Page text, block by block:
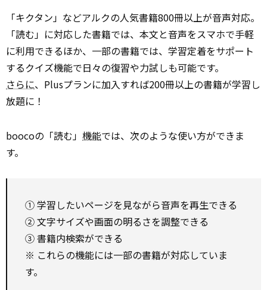
「キクタン」などアルクの人気書籍800冊以上が音声対応。
「読む」に対応した書籍では、本文と音声をスマホで手軽
に利用できるほか、一部の書籍では、学習定着をサポート
するクイズ機能で日々の復習や力試しも可能です。
さらに、Plusプランに加入すれば200冊以上の書籍が学習し
放題に！
boocoの「読む」 機能では、次のような使い方ができま
す。
① 学習したいページを見ながら音声を再生できる
② 文字サイズや画面の明るさを調整できる
③ 書籍内検索ができる
※ これらの機能には一部の書籍が対応していま
す。